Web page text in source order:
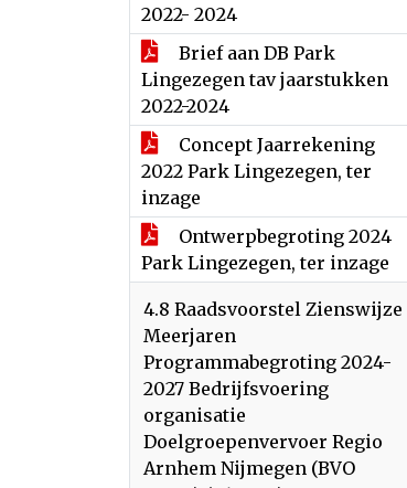
2022- 2024
Brief aan DB Park
Lingezegen tav jaarstukken
2022-2024
Concept Jaarrekening
2022 Park Lingezegen, ter
inzage
Ontwerpbegroting 2024
Park Lingezegen, ter inzage
4.8 Raadsvoorstel Zienswijze
Meerjaren
Programmabegroting 2024-
2027 Bedrijfsvoering
organisatie
Doelgroepenvervoer Regio
Arnhem Nijmegen (BVO